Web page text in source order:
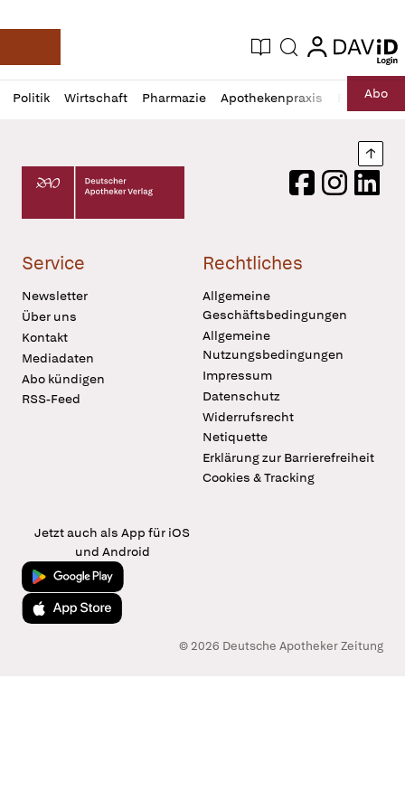
Deutsche Apotheker Zeitung
Aktuelle Ausgabe
Suche login
login
Politik Wirtschaft Pharmazie Apothekenpraxis RechtAbo
Profil
öffnen
Daz
Pur
Deutscher Apotheker Verlag Logo
FacebookInstagram
Service
Newsletter
Über uns
Kontakt
Mediadaten
Abo kündigen
RSS-Feed
Rechtliches
Allgemeine
Geschäftsbedingungen
Allgemeine
Nutzungsbedingungen
Impressum
Datenschutz
Widerrufsrecht
Netiquette
Erklärung zur Barrierefreiheit
Cookies & Tracking
Jetzt auch als App für iOS
und Android
Jetzt bei Google Play
Laden im App Store
© 2026 Deutsche Apotheker Zeitung